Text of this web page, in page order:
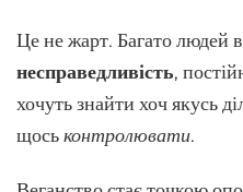
Це не жарт. Багато людей
несправедливість,
хочуть знайти хоч якусь
щоськонтролювати.